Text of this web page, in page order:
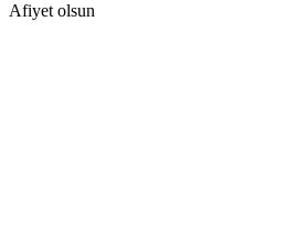
Afiyet olsun